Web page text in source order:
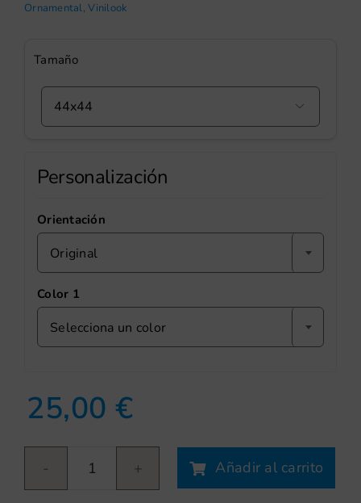
Ornamental,Vinilook
Tamaño

Personalización
Orientación
Original
Color 1
Selecciona un color
25,00€
Panots
Barcelona
Añadir al carrito